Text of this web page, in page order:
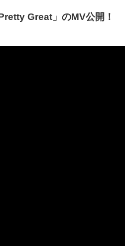
Great」のMV公開！